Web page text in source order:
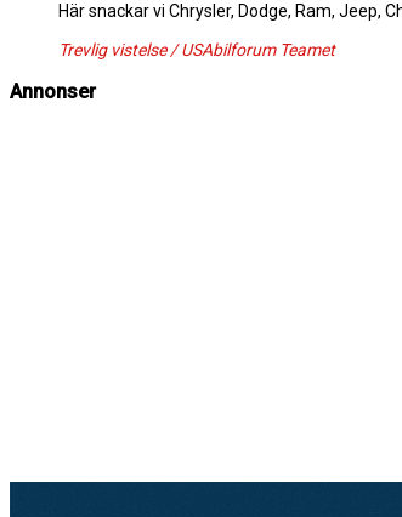
Här snackar vi Chrysler, Dodge, Ram, Jeep,
Trevlig vistelse / USAbilforum Teamet
Annonser